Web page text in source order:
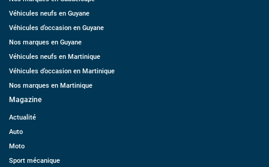
Véhicules neufs en Guyane
Véhicules d’occasion en Guyane
Nos marques en Guyane
Véhicules neufs en Martinique
Véhicules d’occasion en Martinique
Nos marques en Martinique
Magazine
Actualité
Auto
Moto
Sport mécanique